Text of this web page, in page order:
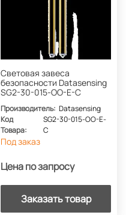
Световая завеса
безопасности Datasensing
SG2-30-015-OO-E-C
Производитель: Datasensing
Код
Товара:
SG2-30-015-OO-E-
C
Под заказ
Цена по запросу
Заказать товар